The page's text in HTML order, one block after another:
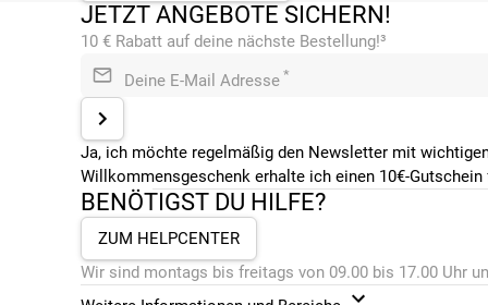
robuster und leichter Aluminium-Rahmen
flexibles Einsatzgebiet
tiefer Einstieg durch abfallendes Oberrohr
breite Reifen und Federgabel für Komfort
FÜR WEN UND FÜR WELCHE
Alle die sich nicht entscheiden wollen, finden mit dem
Anwendungsmöglichkeiten qualifiziert. Durch die
Aim Allroadauf allen möglichen Wegen einsetzen, vom
Pendeln ist mit dem Cube Aim Allroad genauso gut
JETZT ANGEBOTE SICHERN!
10 € Rabatt auf deine nächste Bestellung!³
Deine E-Mail Adresse *
Ja, ich möchte regelmäßig den Newsletter mit
Willkommensgeschenk erhalte ich einen 10€-
BENÖTIGST DU HILFE?
ZUM HELPCENTER
Wir sind montags bis freitags von 09.00 bis 17.00 Uhr